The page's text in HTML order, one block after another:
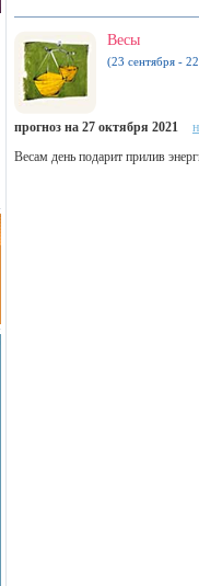
Весы
(23 сентября -
прогноз на 27 октября 2021
Весам день подарит прилив